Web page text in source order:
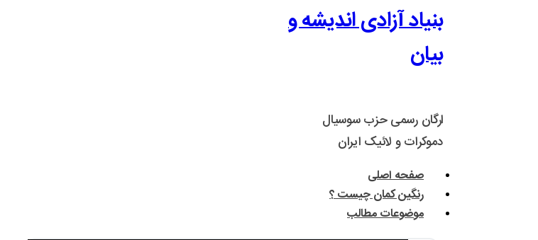
بنیاد آزادی اندیشه و
بیان
ارگان رسمی حزب سوسیال
دموکرات و لائیک ایران
صفحه اصلی
رنگین کمان چیست ؟
موضوعات مطالب